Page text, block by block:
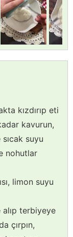
kızdırıp eti
kavurun,
suyu
nohutlar
limon suyu
terbiyeye
çırpın,